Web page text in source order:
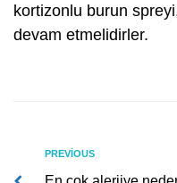
kortizonlu burun
devam etmelidirler.
YazıPrevious
PREVIOUS